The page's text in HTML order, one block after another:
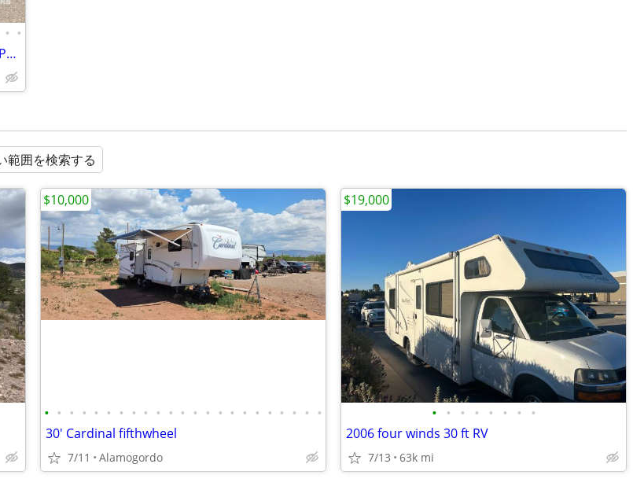
• •
2026 Dynamax Grand Sport 45CB I6 Diesel Pusher Detroit DD16 15.6L dies
範囲を検索する
• • • • • • • • • • • • • • • • • • • • • • •
30' Cardinal fifthwheel
7/11 Alamogordo
$10,000
• • • • • • • •
2006 four winds 30 ft RV
7/13 63k mi
$19,000